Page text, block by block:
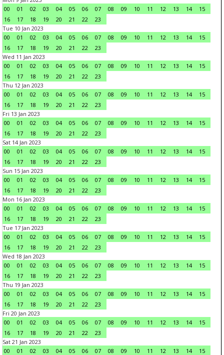
00
01 02 03 04 05 06 07 08 09 10 11 12 13 14
15
16
17 18 19 20 21 22
23
Tue 10 Jan 2023
00
01 02 03 04 05 06 07 08 09 10 11 12 13 14
15
16
17 18 19 20 21 22
23
Wed 11 Jan 2023
00
01 02 03 04 05 06 07 08 09 10 11 12 13 14
15
16
17 18 19 20 21 22
23
Thu 12 Jan 2023
00
01 02 03 04 05 06 07 08 09 10 11 12 13 14
15
16
17 18 19 20 21 22
23
Fri 13 Jan 2023
00
01 02 03 04 05 06 07 08 09 10 11 12 13 14
15
16
17 18 19 20 21 22
23
Sat 14 Jan 2023
00
01 02 03 04 05 06 07 08 09 10 11 12 13 14
15
16
17 18 19 20 21 22
23
Sun 15 Jan 2023
00
01 02 03 04 05 06 07 08 09 10 11 12 13 14
15
16
17 18 19 20 21 22
23
Mon 16 Jan 2023
00
01 02 03 04 05 06 07 08 09 10 11 12 13 14
15
16
17 18 19 20 21 22
23
Tue 17 Jan 2023
00
01 02 03 04 05 06 07 08 09 10 11 12 13 14
15
16
17 18 19 20 21 22
23
Wed 18 Jan 2023
00
01 02 03 04 05 06 07 08 09 10 11 12 13 14
15
16
17 18 19 20 21 22
23
Thu 19 Jan 2023
00
01 02 03 04 05 06 07 08 09 10 11 12 13 14
15
16
17 18 19 20 21 22
23
Fri 20 Jan 2023
00
01 02 03 04 05 06 07 08 09 10 11 12 13 14
15
16
17 18 19 20 21 22
23
Sat 21 Jan 2023
00
01 02 03 04 05 06 07 08 09 10 11 12 13 14
15